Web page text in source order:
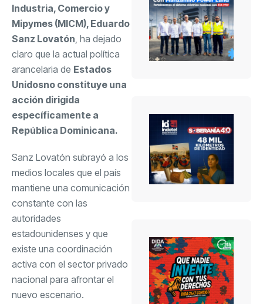
Industria, Comercio y
Mipymes (MICM), Eduardo
Sanz Lovatón, ha dejado
claro que la actual política
arancelaria de Estados
Unidosno constituye una
acción dirigida
específicamente a
República Dominicana.
Sanz Lovatón subrayó a los
medios locales que el país
mantiene una comunicación
constante con las
autoridades
estadounidenses y que
existe una coordinación
activa con el sector privado
nacional para afrontar el
nuevo escenario.